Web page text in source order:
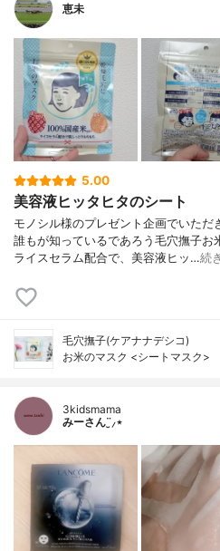
恵未
5.00
美容液ヒッタヒタのシート
モノシル様のプレゼント企画でいただ
誰もが知っているであろう毛穴撫子お
ライスセラム配合で、美容液ヒッ…続
毛穴撫子(ケアナナデシコ)
お米のマスク <シートマスク>
3kidsmama
みーさん¨̮⸝⋆